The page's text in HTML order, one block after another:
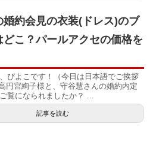
婚約会見の衣装(ドレス)のブ
どこ？パールアクセの価格を
ぴよこです！（今日は日本語でご挨拶
円宮絢子様と、守谷慧さんの婚約内定
覧になられましたか？ ...
記事を読む